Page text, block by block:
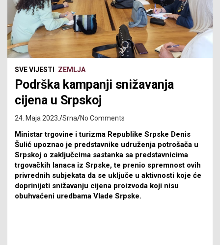
SVE VIJESTI ZEMLJA
Podrška kampanji snižavanja
cijena u Srpskoj
24. Maja 2023. Srna No Comments
Ministar trgovine i turizma Republike Srpske Denis
Šulić upoznao je predstavnike udruženja potrošača u
Srpskoj o zaključcima sastanka sa predstavnicima
trgovačkih lanaca iz Srpske, te prenio spremnost ovih
privrednih subjekata da se uključe u aktivnosti koje će
doprinijeti snižavanju cijena proizvoda koji nisu
obuhvaćeni uredbama Vlade Srpske.